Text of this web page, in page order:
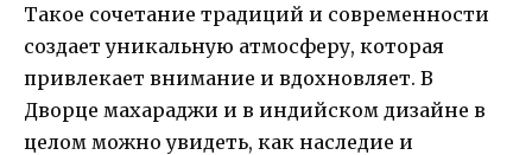
Такое сочетание традиций и современности
создает уникальную атмосферу, которая
привлекает внимание и вдохновляет. В
Дворце махараджи и в индийском дизайне в
целом можно увидеть, как наследие и